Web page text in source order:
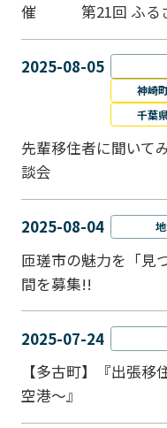
催 第21回 ふるさ
2025-08-05
神崎
千葉
先輩移住者に聞いて
談会
2025-08-04
匝瑳市の魅力を「見
間を募集!!
2025-07-24
【多古町】『出張
空港～』